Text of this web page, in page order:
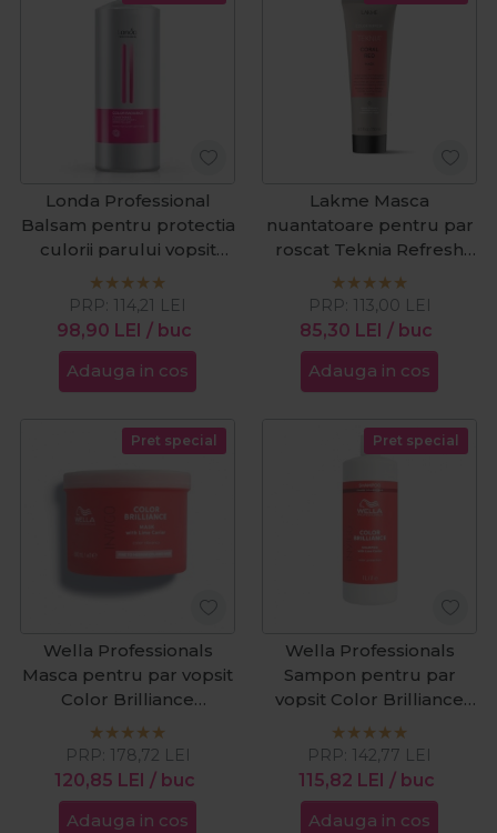
Londa Professional
Balsam pentru protectia
culorii parului vopsit
Color Radiance 1000ml
98,90 LEI / buc
PRP: 114,21 LEI
Adauga in cos
Lakme Masca
nuantatoare pentru par
roscat Teknia Refresh
Coral Red 250ml
85,30 LEI / buc
PRP: 113,00 LEI
Adauga in cos
Pret special
Wella Professionals
Masca pentru par vopsit
Color Brilliance
Fine/Medium 500ml
120,85 LEI / buc
PRP: 178,72 LEI
Adauga in cos
Pret special
Wella Professionals
Sampon pentru par
vopsit Color Brilliance
Coarse 1000ml
115,82 LEI / buc
PRP: 142,77 LEI
Adauga in cos